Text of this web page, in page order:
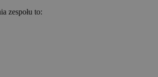
zespołu to: